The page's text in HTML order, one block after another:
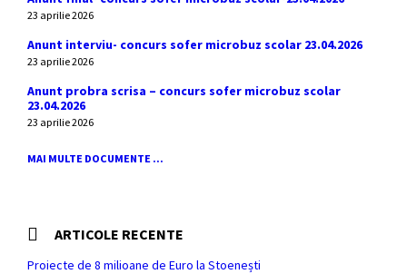
23 aprilie 2026
Anunt interviu- concurs sofer microbuz scolar 23.04.2026
23 aprilie 2026
Anunt probra scrisa – concurs sofer microbuz scolar
23.04.2026
23 aprilie 2026
MAI MULTE DOCUMENTE ...
ARTICOLE RECENTE
Proiecte de 8 milioane de Euro la Stoenești